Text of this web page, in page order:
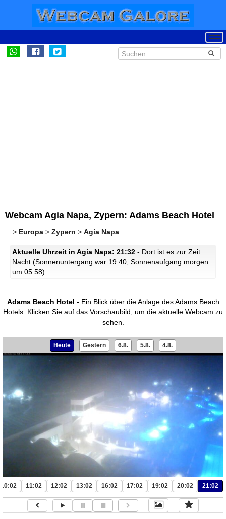
Webcam Agia Napa, Zypern: Adams Beach Hotel
> Europa > Zypern > Agia Napa
Aktuelle Uhrzeit in Agia Napa: 21:32 - Dort ist es zur Zeit
Nacht (Sonnenuntergang war 19:40, Sonnenaufgang morgen
um 05:58)
Adams Beach Hotel - Ein Blick über die Anlage des Adams Beach
Hotels. Klicken Sie auf das Vorschaubild, um die aktuelle Webcam zu
sehen.
Heute Gestern 6.8. 5.8. 4.8.
10:02 11:02 12:02 13:02 16:02 17:02 19:02 20:02 21:02